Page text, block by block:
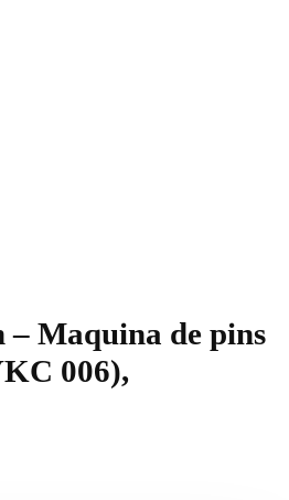
Maquina de pins
006),